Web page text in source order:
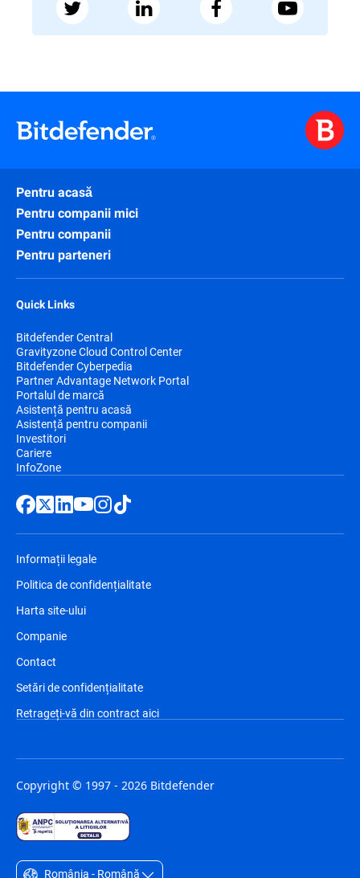
Pentru acasă
Pentru companii mici
Pentru companii
Pentru parteneri
Quick Links
Bitdefender Central
Gravityzone Cloud Control Center
Bitdefender Cyberpedia
Partner Advantage Network Portal
Portalul de marcă
Asistență pentru acasă
Asistență pentru companii
Investitori
Cariere
InfoZone
Informații legale
Politica de confidențialitate
Harta site-ului
Companie
Contact
Setări de confidențialitate
Retrageți-vă din contract aici
Copyright © 1997 - 2026 Bitdefender
România - Română